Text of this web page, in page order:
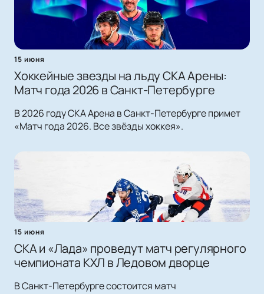
15 июня
Хоккейные звезды на льду СКА Арены:
Матч года 2026 в Санкт-Петербурге
В 2026 году СКА Арена в Санкт-Петербурге примет
«Матч года 2026. Все звёзды хоккея».
15 июня
СКА и «Лада» проведут матч регулярного
чемпионата КХЛ в Ледовом дворце
В Санкт-Петербурге состоится матч